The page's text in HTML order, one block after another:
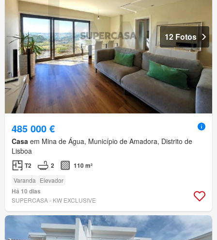
12 Fotos
485 000 €
Casa em Mina de Água, Município de Amadora, Distrito de
Lisboa
T2 2 110 m²
Varanda Elevador
Há 10 dias
SUPERCASA - KW EXCLUSIVE